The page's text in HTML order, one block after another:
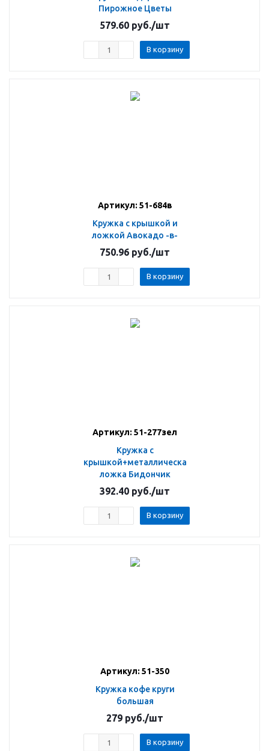
Пирожное Цветы
579.60 руб./шт
В корзину
Артикул: 51-684в
Кружка с крышкой и
ложкой Авокадо -в-
750.96 руб./шт
В корзину
Артикул: 51-277зел
Кружка с
крышкой+металлическая
ложка Бидончик
392.40 руб./шт
В корзину
Артикул: 51-350
Кружка кофе круги
большая
279 руб./шт
В корзину